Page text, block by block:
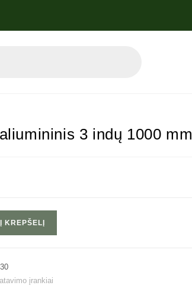
3 indų 1000 mm
Į KREPŠELĮ
įrankiai